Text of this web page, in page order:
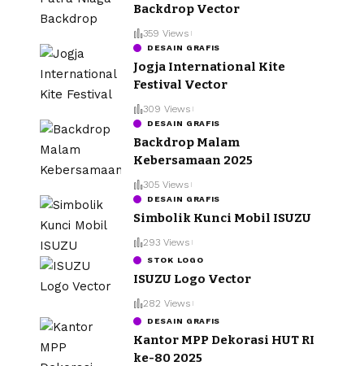
Backdrop Vector
359 Views
DESAIN GRAFIS
Jogja International Kite
Festival Vector
309 Views
DESAIN GRAFIS
Backdrop Malam
Kebersamaan 2025
305 Views
DESAIN GRAFIS
Simbolik Kunci Mobil ISUZU
293 Views
STOK LOGO
ISUZU Logo Vector
282 Views
DESAIN GRAFIS
Kantor MPP Dekorasi HUT RI
ke-80 2025